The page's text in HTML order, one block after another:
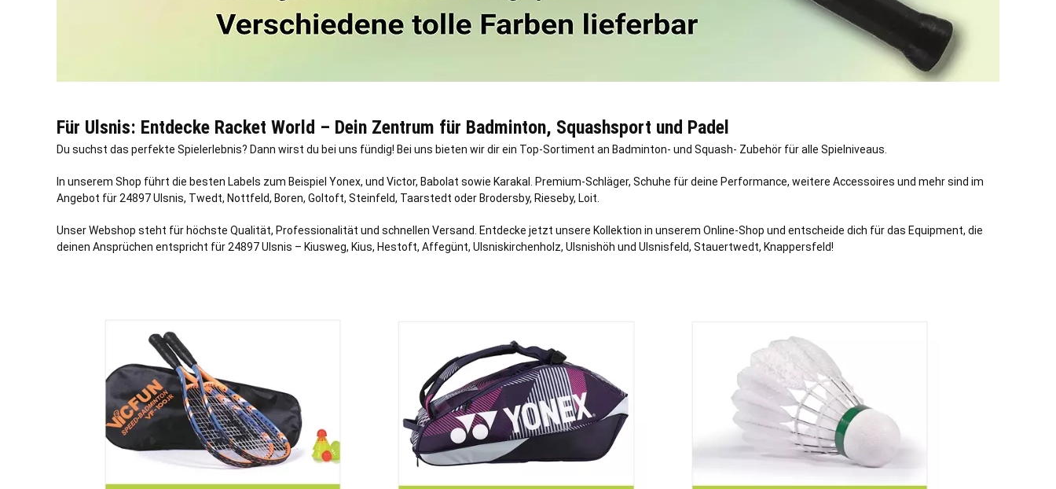
Für Ulsnis: Entdecke Racket World – Dein Zentrum für Badminton, Squashsport und Padel
Du suchst das perfekte Spielerlebnis? Dann wirst du bei uns fündig! Bei uns bieten wir dir ein Top-Sortiment an Badminton- und Squash- Zubehör für alle Spielniveaus.
In unserem Shop führt die besten Labels zum Beispiel Yonex, und Victor, Babolat sowie Karakal. Premium-Schläger, Schuhe für deine Performance, weitere Accessoires und mehr sind im
Angebot für 24897 Ulsnis, Twedt, Nottfeld, Boren, Goltoft, Steinfeld, Taarstedt oder Brodersby, Rieseby, Loit
Unser Webshop steht für höchste Qualität, Professionalität und schnellen Versand. Entdecke jetzt unsere Kollektion in unserem Online-Shop und entscheide dich für das Equipment, die
deinen Ansprüchen entspricht für 24897 Ulsnis – Kiusweg, Kius, Hestoft, Affegünt, Ulsniskirchenholz, Ulsnishöh und Ulsnisfeld, Stauertwedt, Knappersfeld!